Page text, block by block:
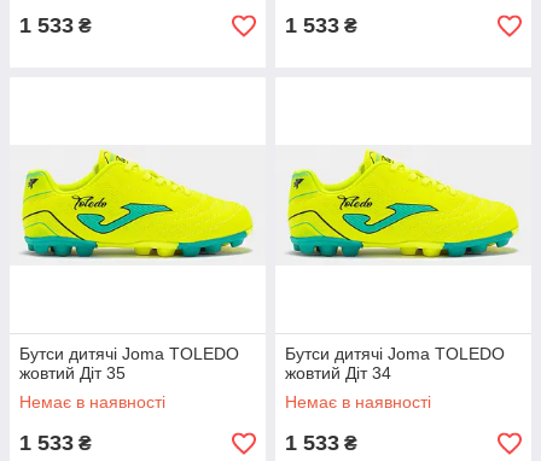
1 533 ₴ 1 533 ₴
Бутси дитячі Joma TOLEDO
жовтий Діт 35
Немає в наявності
1 533 ₴
Бутси дитячі Joma TOLEDO
жовтий Діт 34
Немає в наявності
1 533 ₴